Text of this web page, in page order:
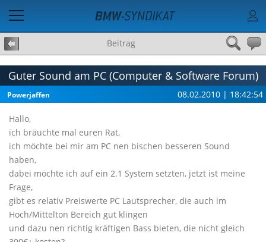
Beitrag
Guter Sound am PC (Computer & Software Forum)
Powerjaffen 08.02.2010 | 18:42:54
Hallo,
ich bräuchte mal euren Rat,
ich möchte bei mir am PC nen bischen besseren Sound
haben,
dabei möchte ich auf ein 2.1 System setzten, jetzt ist meine
Frage,
gibt es relativ Preiswerte PC Lautsprecher, die auch im
Hoch/Mittelton Bereich gut klingen
und dazu nen richtig kräftigen Bass bieten, die nicht gleich